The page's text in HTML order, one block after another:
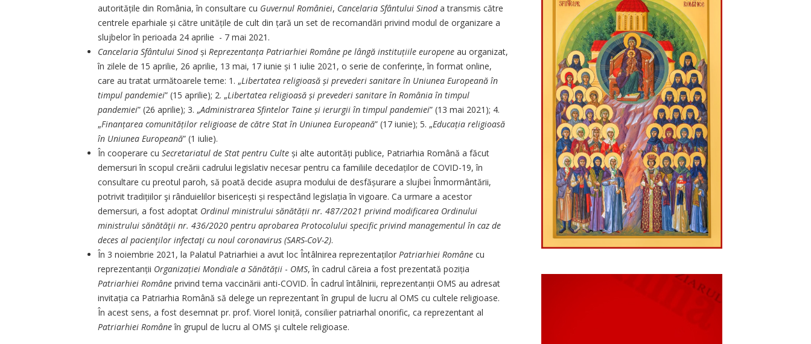
autoritățile din România, în consultare cu Guvernul României, Cancelaria Sfântului Sinoda transmis către
centrele eparhiale și către unitățile de cult din țară un set de recomandări privind modul de organizare a
slujbelor în perioada 24 aprilie - 7 mai 2021.
Cancelaria Sfântului Sinodși Reprezentanța Patriarhiei Române pe lângă instituțiile europene au organizat,
în zilele de 15 aprilie, 26 aprilie, 13 mai, 17 iunie și 1 iulie 2021, o serie de conferințe, în format online,
care au tratat următoarele teme: 1. „Libertatea religioasă și prevederi sanitare în Uniunea Europeană în
timpul pandemiei” (15 aprilie); 2. „Libertatea religioasă și prevederi sanitare în România în timpul
pandemiei” (26 aprilie); 3. „Administrarea Sfintelor Taine și ierurgii în timpul pandemiei” (13 mai 2021); 4.
„Finanțarea comunităților religioase de către Stat în Uniunea Europeană” (17 iunie); 5. „Educația religioasă
în Uniunea Europeană” (1 iulie).
În cooperare cu Secretariatul de Stat pentru Culte și alte autorități publice, Patriarhia Română a făcut
demersuri în scopul creării cadrului legis­lativ necesar pentru ca familiile decedaților de COVID-19, în
consultare cu preotul paroh, să poată decide asupra modului de desfășurare a slujbei Înmormântării,
potrivit tradițiilor şi rânduielilor bisericești și respectând legislația în vigoare. Ca urmare a acestor
demersuri, a fost adoptat Ordinul ministrului sănătății nr. 487/2021 privind mo­dificarea Ordinului
ministrului sănătăţii nr. 436/2020 pentru aprobarea Protocolului specific privind managementul în caz de
deces al pacienţilor infectaţi cu noul coronavirus (SARS-CoV-2).
În 3 noiembrie 2021, la Palatul Patriarhiei a avut loc Întâlnirea reprezentaților Patriarhiei Române cu
reprezentanții Organizației Mondiale a Sănătății - OMS, în cadrul căreia a fost prezentată poziția
Patriarhiei Române privind tema vaccinării anti-COVID. În cadrul întâlnirii, reprezentanții OMS au adresat
invitația ca Patriarhia Română să delege un reprezentant în grupul de lucru al OMS cu cultele religioase.
În acest sens, a fost desemnat pr. prof. Viorel Ioniță, consilier patriarhal onorific, ca reprezentant al
Patriarhiei Româneîn grupul de lucru al OMS şi cultele religioase.